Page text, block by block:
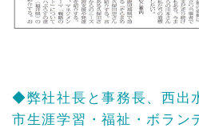
◆弊社社長と事務長、西出
市生涯学習・福祉・ボラン